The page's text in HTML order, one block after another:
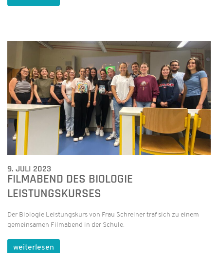
9. JULI 2023
FILMABEND DES BIOLOGIE
LEISTUNGSKURSES
Der Biologie Leistungskurs von Frau Schreiner traf sich zu einem
gemeinsamen Filmabend in der Schule.
weiterlesen